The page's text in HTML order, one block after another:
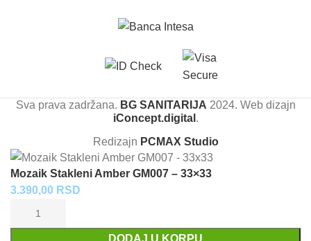
Sva prava zadržana. BG SANITARIJA 2024. Web dizajn
iConcept.digital .
Redizajn PCMAX Studio
Mozaik Stakleni Amber GM007 – 33×33
3.390,00 RSD
DODAJ U KORPU